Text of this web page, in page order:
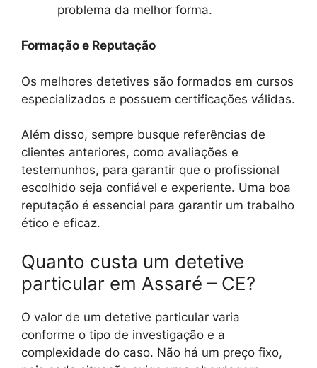
problema da melhor forma.
Formação e Reputação
Os melhores detetives são formados em cursos
especializados e possuem certificações válidas.
Além disso, sempre busque referências de
clientes anteriores, como avaliações e
testemunhos, para garantir que o profissional
escolhido seja confiável e experiente. Uma boa
reputação é essencial para garantir um trabalho
ético e eficaz.
Quanto custa um detetive
particular em Assaré – CE?
O valor de um detetive particular varia
conforme o tipo de investigação e a
complexidade do caso. Não há um preço fixo,